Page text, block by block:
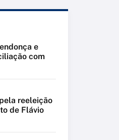
e
com
reeleição
de Flávio